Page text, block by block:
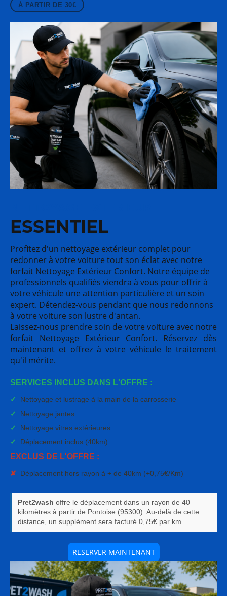
À PARTIR DE 30€
ESSENTIEL
Profitez d'un nettoyage extérieur complet pour
redonner à votre voiture tout son éclat avec notre
forfait Nettoyage Extérieur Confort. Notre équipe de
professionnels qualifiés viendra à vous pour offrir à
votre véhicule une attention particulière et un soin
expert. Détendez-vous pendant que nous redonnons
à votre voiture son lustre d'antan.
Laissez-nous prendre soin de votre voiture avec notre
forfait Nettoyage Extérieur Confort. Réservez dès
maintenant et offrez à votre véhicule le traitement
qu'il mérite.
SERVICES INCLUS DANS L'OFFRE :
✓
Nettoyage et lustrage à la main de la carrosserie
✓
Nettoyage jantes
✓
Nettoyage vitres extérieures
✓
Déplacement inclus (40km)
EXCLUS DE L'OFFRE :
✘ Déplacement hors rayon à + de 40km (+0,75€/Km)
Pret2wash offre le déplacement dans un rayon de 40
kilomètres à partir de Pontoise (95300). Au-delà de cette
distance, un supplément sera facturé 0,75€ par km.
RESERVER MAINTENANT